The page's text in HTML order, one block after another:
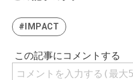
#IMPACT